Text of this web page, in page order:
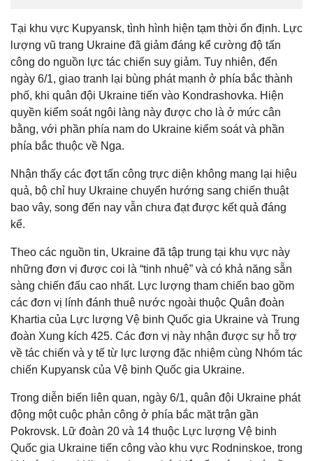
Tại khu vực Kupyansk, tình hình hiện tạm thời ổn định. Lực
lượng vũ trang Ukraine đã giảm đáng kể cường độ tấn
công do nguồn lực tác chiến suy giảm. Tuy nhiên, đến
ngày 6/1, giao tranh lại bùng phát mạnh ở phía bắc thành
phố, khi quân đội Ukraine tiến vào Kondrashovka. Hiện
quyền kiểm soát ngôi làng này được cho là ở mức cân
bằng, với phần phía nam do Ukraine kiểm soát và phần
phía bắc thuộc về Nga.
Nhận thấy các đợt tấn công trực diện không mang lại hiệu
quả, bộ chỉ huy Ukraine chuyển hướng sang chiến thuật
bao vây, song đến nay vẫn chưa đạt được kết quả đáng
kể.
Theo các nguồn tin, Ukraine đã tập trung tại khu vực này
những đơn vị được coi là “tinh nhuệ” và có khả năng sẵn
sàng chiến đấu cao nhất. Lực lượng tham chiến bao gồm
các đơn vị lính đánh thuê nước ngoài thuộc Quân đoàn
Khartia của Lực lượng Vệ binh Quốc gia Ukraine và Trung
đoàn Xung kích 425. Các đơn vị này nhận được sự hỗ trợ
về tác chiến và y tế từ lực lượng đặc nhiệm cùng Nhóm tác
chiến Kupyansk của Vệ binh Quốc gia Ukraine.
Trong diễn biến liên quan, ngày 6/1, quân đội Ukraine phát
động một cuộc phản công ở phía bắc mặt trận gần
Pokrovsk. Lữ đoàn 20 và 14 thuộc Lực lượng Vệ binh
Quốc gia Ukraine tiến công vào khu vực Rodninskoe, trong